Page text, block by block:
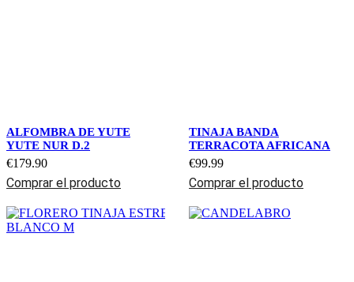
ALFOMBRA DE YUTE
YUTE NUR D.2
€179.90
Comprar el producto
TINAJA BANDA
TERRACOTA AFRICANA
€99.99
Comprar el producto